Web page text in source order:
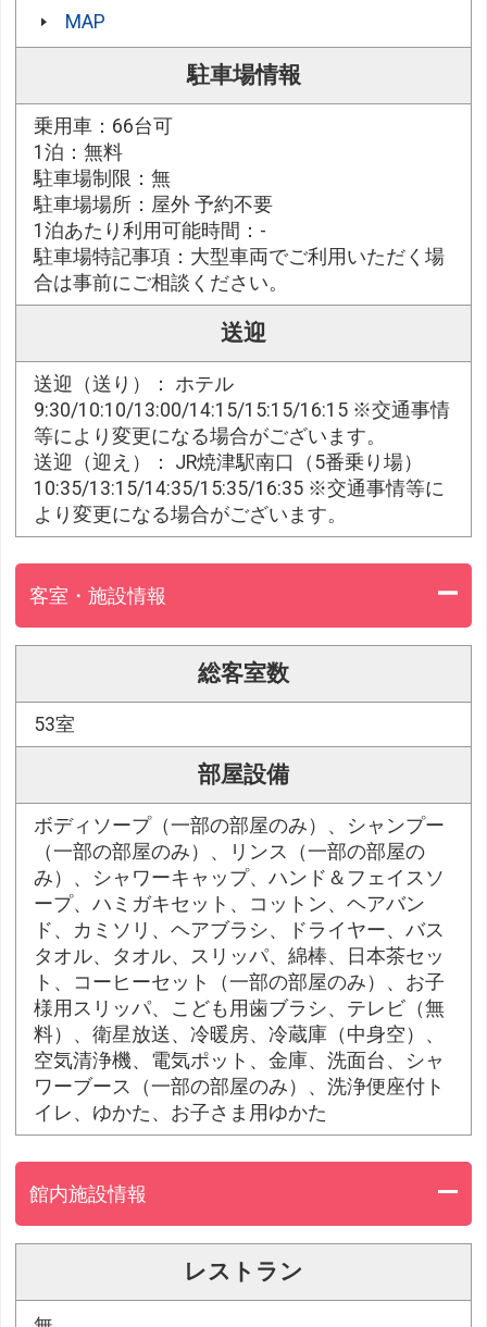
MAP
駐車場情報
乗用車：66台可
1泊：無料
駐車場制限：無
駐車場場所：屋外 予約不要
1泊あたり利用可能時間：-
駐車場特記事項：大型車両でご利用いただく場
合は事前にご相談ください。
送迎
送迎（送り）： ホテル
9:30/10:10/13:00/14:15/15:15/16:15 ※交通事情
等により変更になる場合がございます。
送迎（迎え）： JR焼津駅南口（5番乗り場）
10:35/13:15/14:35/15:35/16:35 ※交通事情等に
より変更になる場合がございます。
客室・施設情報
総客室数
53室
部屋設備
ボディソープ（一部の部屋のみ）、シャンプー
（一部の部屋のみ）、リンス（一部の部屋の
み）、シャワーキャップ、ハンド＆フェイスソ
ープ、ハミガキセット、コットン、ヘアバン
ド、カミソリ、ヘアブラシ、ドライヤー、バス
タオル、タオル、スリッパ、綿棒、日本茶セッ
ト、コーヒーセット（一部の部屋のみ）、お子
様用スリッパ、こども用歯ブラシ、テレビ（無
料）、衛星放送、冷暖房、冷蔵庫（中身空）、
空気清浄機、電気ポット、金庫、洗面台、シャ
ワーブース（一部の部屋のみ）、洗浄便座付ト
イレ、ゆかた、お子さま用ゆかた
館内施設情報
レストラン